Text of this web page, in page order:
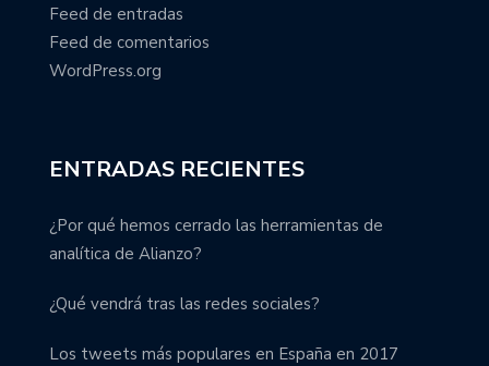
Feed de entradas
Feed de comentarios
WordPress.org
ENTRADAS RECIENTES
¿Por qué hemos cerrado las herramientas de
analítica de Alianzo?
¿Qué vendrá tras las redes sociales?
Los tweets más populares en España en 2017